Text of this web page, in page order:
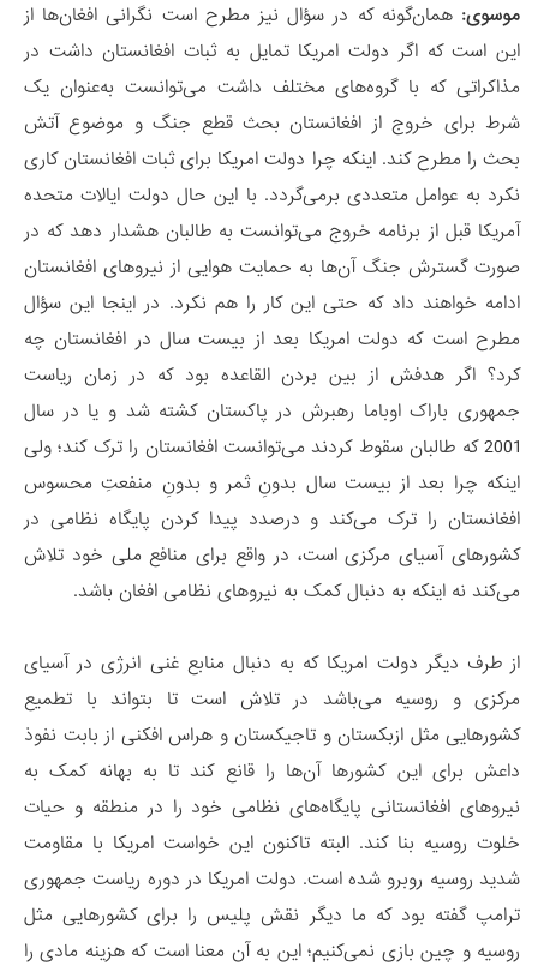
موسوی:همان‌گونه که در سؤال نیز مطرح است نگرانی افغان‌ها از
این است که اگر دولت امریکا تمایل به ثبات افغانستان داشت در
مذاکراتی که با گروه‌های مختلف داشت می‌توانست به‌عنوان یک
شرط برای خروج از افغانستان بحث قطع جنگ و موضوع آتش
بحث را مطرح کند. اینکه چرا دولت امریکا برای ثبات افغانستان کاری
نکرد به عوامل متعددی برمی‌گردد. با این ‌حال دولت ایالات متحده
آمریکا قبل از برنامه خروج می‌توانست به طالبان هشدار دهد که در
صورت گسترش جنگ آن‌ها به حمایت هوایی از نیروهای افغانستان
ادامه خواهند داد که حتی این کار را هم نکرد. در اینجا این سؤال
مطرح است که دولت امریکا بعد از بیست سال در افغانستان چه
کرد؟ اگر هدفش از بین بردن القاعده بود که در زمان ریاست
جمهوری باراک اوباما رهبرش در پاکستان کشته شد و یا در سال
2001 که طالبان سقوط کردند می‌توانست افغانستان را ترک کند؛ ولی
اینکه چرا بعد از بیست سال بدونِ ثمر و بدونِ منفعتِ محسوس
افغانستان را ترک می‌کند و درصدد پیدا کردن پایگاه نظامی در
کشورهای آسیای مرکزی است، در واقع برای منافع ملی خود تلاش
می‌کند نه اینکه به دنبال کمک به نیروهای نظامی افغان باشد.
از طرف دیگر دولت امریکا که به دنبال منابع غنی انرژی در آسیای
مرکزی و روسیه می‌باشد در تلاش است تا بتواند با تطمیع
کشورهایی مثل ازبکستان و تاجیکستان و هراس افکنی از بابت نفوذ
داعش برای این کشورها آن‌ها را قانع کند تا به بهانه کمک به
نیروهای افغانستانی پایگاه‌های نظامی خود را در منطقه و حیات
خلوت روسیه بنا کند. البته تاکنون این خواست امریکا با مقاومت
شدید روسیه روبرو شده است. دولت امریکا در دوره ریاست جمهوری
ترامپ گفته بود که ما دیگر نقش پلیس را برای کشورهایی مثل
روسیه و چین بازی نمی‌کنیم؛ این به آن معنا است که هزینه مادی را